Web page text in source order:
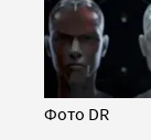
Фото DR